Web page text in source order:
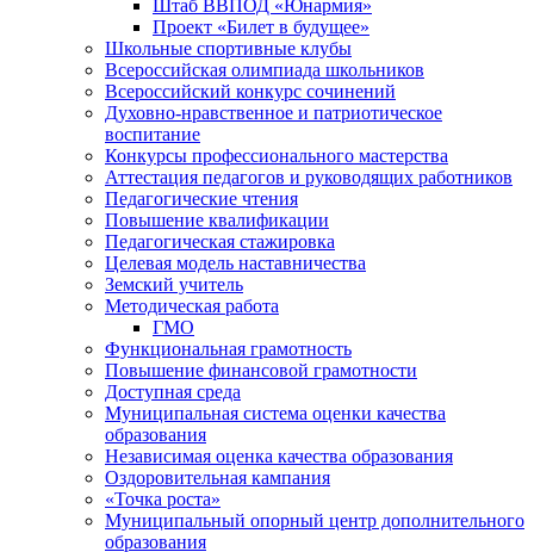
Штаб ВВПОД «Юнармия»
Проект «Билет в будущее»
Школьные спортивные клубы
Всероссийская олимпиада школьников
Всероссийский конкурс сочинений
Духовно-нравственное и патриотическое
воспитание
Конкурсы профессионального мастерства
Аттестация педагогов и руководящих работников
Педагогические чтения
Повышение квалификации
Педагогическая стажировка
Целевая модель наставничества
Земский учитель
Методическая работа
ГМО
Функциональная грамотность
Повышение финансовой грамотности
Доступная среда
Муниципальная система оценки качества
образования
Независимая оценка качества образования
Оздоровительная кампания
«Точка роста»
Муниципальный опорный центр дополнительного
образования